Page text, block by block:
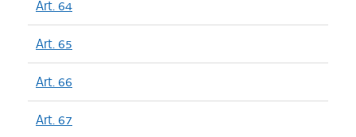
Art. 64
Art. 65
Art. 66
Art. 67